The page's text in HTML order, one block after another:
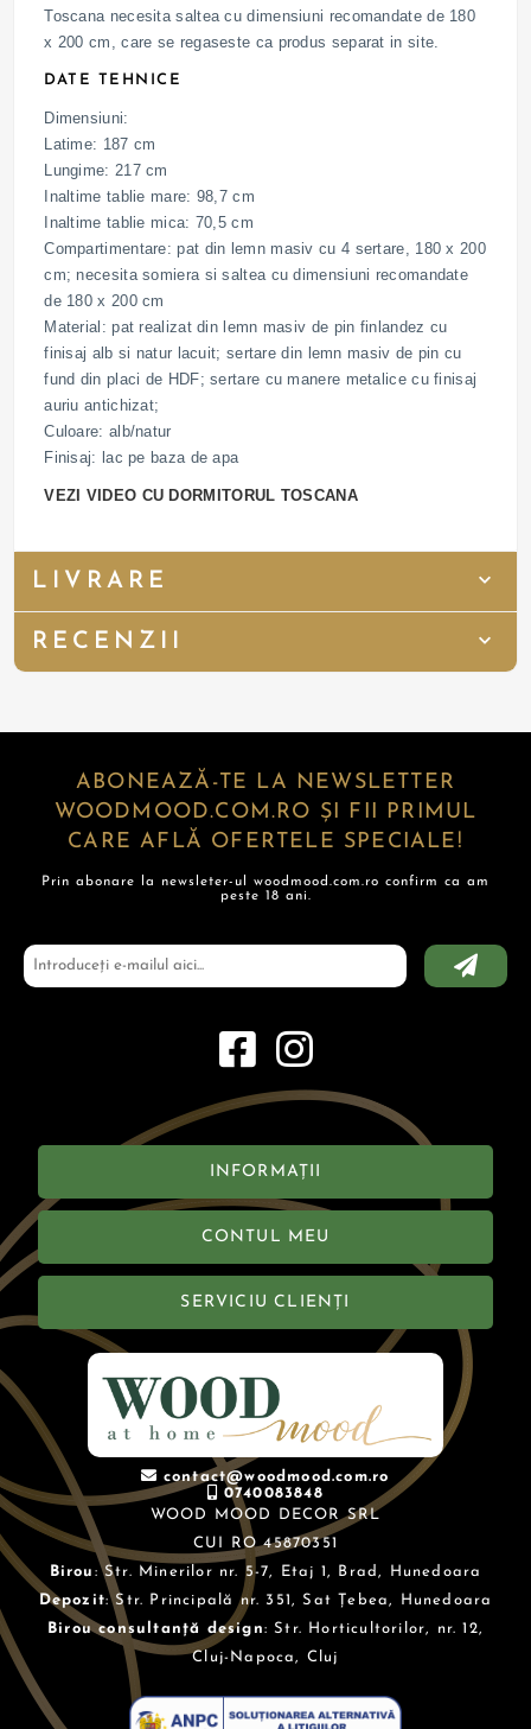
Toscana necesita saltea cu dimensiuni recomandate de 180
x 200 cm, care se regaseste ca produs separat in site.
DATE TEHNICE
Dimensiuni:
Latime: 187 cm
Lungime: 217 cm
Inaltime tablie mare: 98,7 cm
Inaltime tablie mica: 70,5 cm
Compartimentare: pat din lemn masiv cu 4 sertare, 180 x 200
cm; necesita somiera si saltea cu dimensiuni recomandate
de 180 x 200 cm
Material: pat realizat din lemn masiv de pin finlandez cu
finisaj alb si natur lacuit; sertare din lemn masiv de pin cu
fund din placi de HDF; sertare cu manere metalice cu finisaj
auriu antichizat;
Culoare: alb/natur
Finisaj: lac pe baza de apa
VEZI VIDEO CU DORMITORUL TOSCANA
LIVRARE
RECENZII
ABONEAZĂ-TE LA NEWSLETTER
WOODMOOD.COM.RO ȘI FII PRIMUL
CARE AFLĂ OFERTELE SPECIALE!
Prin abonare la newsleter-ul woodmood.com.ro confirm ca am
peste 18 ani.
INFORMAȚII
CONTUL MEU
SERVICIU CLIENȚI
contact@woodmood.com.ro
0740083848
WOOD MOOD DECOR SRL
CUI RO 45870351
Birou : Str. Minerilor nr. 5-7, Etaj 1, Brad, Hunedoara
Depozit: Str. Principală nr. 351, Sat Țebea, Hunedoara
Birou consultanță design: Str. Horticultorilor, nr. 12,
Cluj-Napoca, Cluj